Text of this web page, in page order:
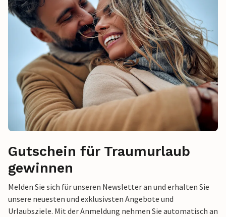
Gutschein für Traumurlaub
gewinnen
Melden Sie sich für unseren Newsletter an und erhalten Sie
unsere neuesten und exklusivsten Angebote und
Urlaubsziele. Mit der Anmeldung nehmen Sie automatisch an